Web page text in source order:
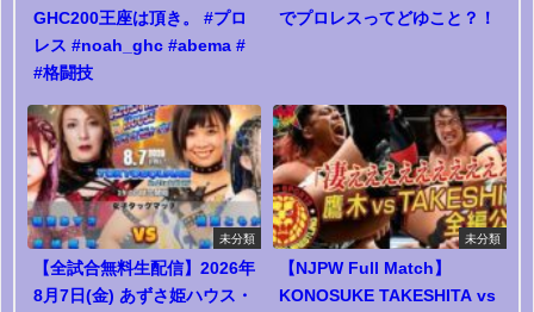
GHC200王座は頂き。 #プロ
レス #noah_ghc #abema #
#格闘技
でプロレスってどゆこと？！
未分類
【全試合無料生配信】2026年
8月7日(金) あずさ姫ハウス・
未分類
【NJPW Full Match】
KONOSUKE TAKESHITA vs